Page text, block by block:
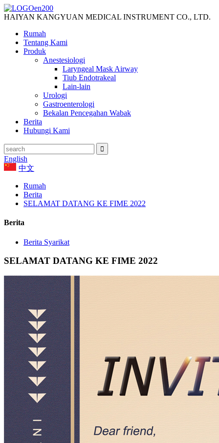
HAIYAN KANGYUAN MEDICAL INSTRUMENT CO., LTD.
Rumah
Tentang Kami
Produk
Anestesiologi
Laryngeal Mask Airway
Tiub Endotrakeal
Lain-lain
Urologi
Gastroenterologi
Bekalan Pencegahan Wabak
Berita
Hubungi Kami
English
中文
Rumah
Berita
SELAMAT DATANG KE FIME 2022
Berita
Berita Syarikat
SELAMAT DATANG KE FIME 2022